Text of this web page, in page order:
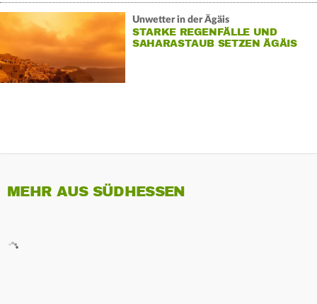
Unwetter in der Ägäis
STARKE REGENFÄLLE UND
SAHARASTAUB SETZEN ÄGÄIS
MEHR AUS SÜDHESSEN